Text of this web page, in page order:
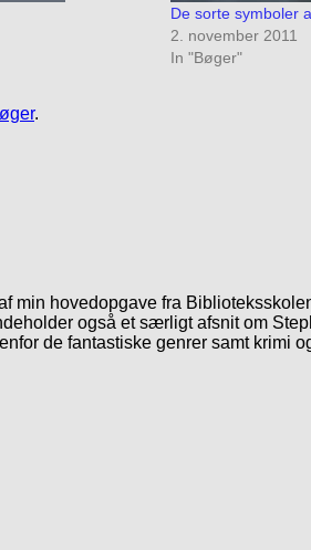
De sorte symboler
2. november 2011
In "Bøger"
.
hovedopgave fra
også et særligt afsnit om
de fantastiske genrer samt krimi